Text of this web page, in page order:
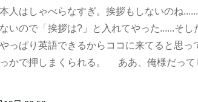
人はしゃべらなすぎ。挨拶もしないのね
いので「挨拶は?」と入れてやった......そ
っぱり英語できるからココに来てると思
かで押しまくられる。 ああ、俺様だっ